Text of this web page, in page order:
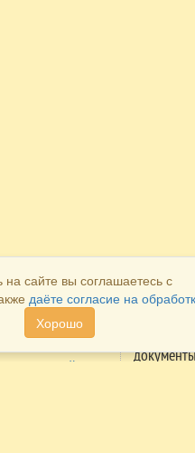
платежей
на сайте вы соглашаетесь с
даёте согласие на
Хорошо